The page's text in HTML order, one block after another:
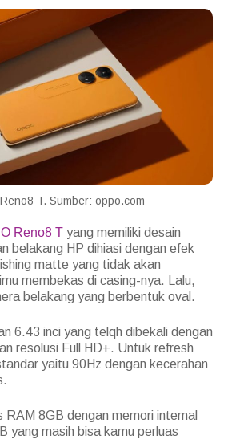
T. Sumber: oppo.com
Reno8 T yang memiliki desain
belakang HP dihiasi dengan efek
matte yang tidak akan
membekas di casing-nya. Lalu,
belakang yang berbentuk oval.
6.43 inci yang telqh dibekali dengan
resolusi Full HD+. Untuk refresh
yaitu 90Hz dengan kecerahan
RAM 8GB dengan memori internal
yang masih bisa kamu perluas